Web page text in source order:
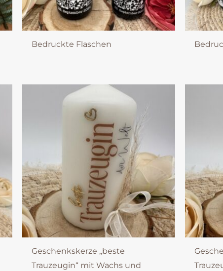
Bedruckte Flaschen
Geschenkskerze „beste
Trauzeugin“ mit Wachs und